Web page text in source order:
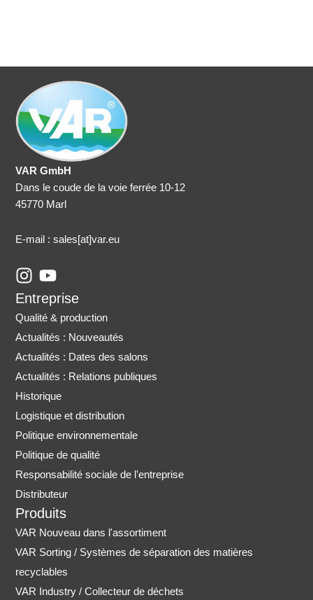
VAR GmbH
Dans le coude de la voie ferrée 10-12
45770 Marl
E-mail : sales[at]var.eu
I
n
s
t
a
g
r
a
m
Y
o
u
t
u
b
e
Entreprise
Qualité & production
Actualités : Nouveautés
Actualités : Dates des salons
Actualités : Relations publiques
Historique
Logistique et distribution
Politique environnementale
Politique de qualité
Responsabilité sociale de l'entreprise
Distributeur
Produits
VAR Nouveau dans l'assortiment
VAR Sorting / Systèmes de séparation des matières
recyclables
VAR Industry / Collecteur de déchets